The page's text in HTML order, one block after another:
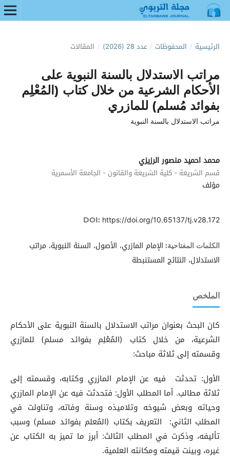
الرئيسية / المحفوظات / عدد 28 (2026) / المقالات
مراتب الاستدلال بالسنة النبوية على
الأحكام الشرعية من خلال كتاب (المُعْلِم
بفوائد مُسلم) للمازري
مراتب الاستدلال بالسنة النبوية
محمد احميد منصور الرزيزي
قسم الشريعة - كلية الشريعة والقانون - الجامعة الأسمرية
مؤلف
DOI: https://doi.org/10.65137/tj.v28.172
الكلمات المفتاحية: الإمام المازري، الأصول، السنة النبوية، مراتب
الاستدلال، النتائج المستنبطة
الملخص
كان البحث بعنوان مراتب الاستدلال بالسنة النبوية على الأحكام
الشرعية، من خلال كتاب (المُعْلِم بفوائد مسلم) للمازري
وقسمته إلى ثلاثة مباحث:
الأول: تحدثت فيه عن الإمام المازري وكتابه، وقسمته إلى
ثلاثة مطالب. أما المطلب الأول: فتحدثت فيه عن الإمام المازري
وحياته وبعض شيوخه وتلاميذه وسنة وفاته، وتناولت في
المطلب الثاني: التعريف بكتاب (المُعلم بفوائد مسلم) وسبب
تأليفه، وذكرت في المطلب الثالث: أبرز ما تميز به الكتاب عن
غيره، وبينت قيمته ومكانته العلمية.